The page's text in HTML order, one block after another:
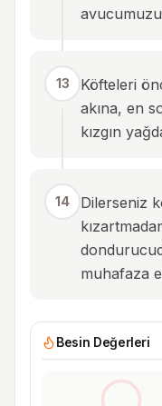
13
Köfteleri
akına, en
kızgın
14
Dilerseniz
muhafaza
Besin Değerleri